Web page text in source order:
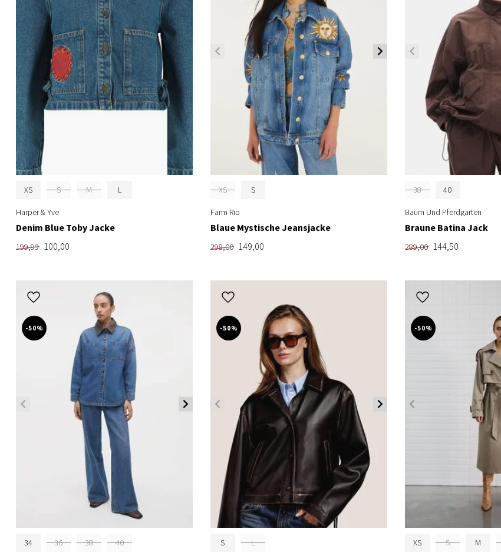
XS S M L
Harper & Yve
Denim Blue Toby Jacke
199,99 100,00
XS S
Farm Rio
Blaue Mystische Jeansjacke
298,00 149,00
38 40
Baum Und Pferdgarten
Braune Batina Jack
289,00 144,50
-50%
34 36 38 40
-50%
S L
-50%
XS S M